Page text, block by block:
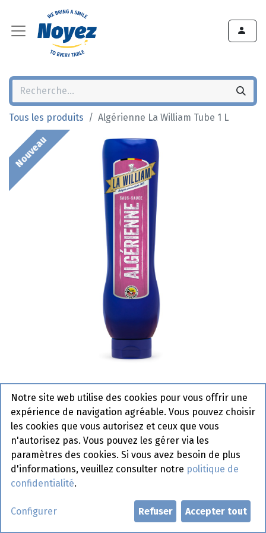
Tous les produits Algérienne La William Tube 1 L
Nouveau
Algérienne La William Tube 1 L
Nouveau
Demander un compte
Notre site web utilise des cookies pour vous offrir une
expérience de navigation agréable. Vous pouvez choisir
les cookies que vous autorisez et ceux que vous
n'autorisez pas. Vous pouvez les gérer via les
paramètres des cookies. Si vous avez besoin de plus
d'informations, veuillez consulter notre politique de
confidentialité.
Configurer Refuser Accepter tout